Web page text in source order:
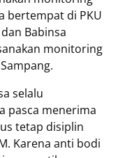
bertempat di PKU
Babinsa
monitoring
selalu
pasca menerima
tetap disiplin
Karena anti bodi